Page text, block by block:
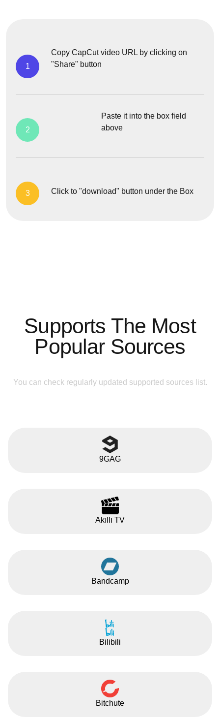
1
Copy CapCut video URL by clicking on
"Share" button
2
Paste it into the box field
above
3 Click to "download" button under the Box
Supports The Most
Popular Sources
You can check regularly updated supported sources list.
9GAG
Akıllı TV
Bandcamp
Bilibili
Bitchute